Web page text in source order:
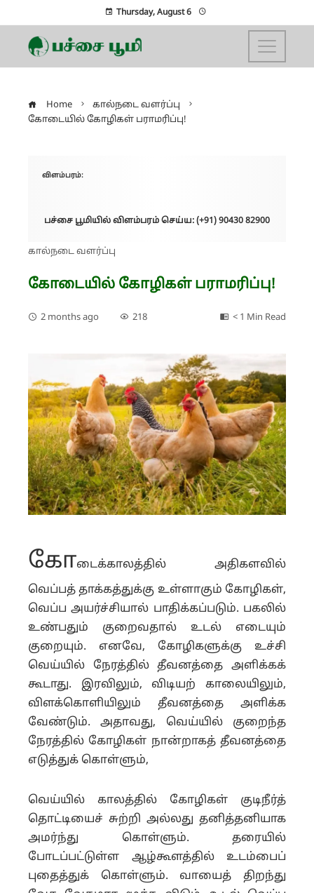
Thursday, August 6
Home
கால்நடை வளர்ப்பு
கோடையில் கோழிகள் பராமரிப்பு!
விளம்பரம்:
பச்சை பூமியில் விளம்பரம் செய்ய: (+91) 90430 82900
கால்நடை வளர்ப்பு
கோடையில் கோழிகள் பராமரிப்பு!
2 months ago 218 < 1 Min Read
கோடைக்காலத்தில் அதிகளவில்
வெப்பத் தாக்கத்துக்கு உள்ளாகும் கோழிகள்,
வெப்ப அயர்ச்சியால் பாதிக்கப்படும். பகலில்
உண்பதும் குறைவதால் உடல் எடையும்
குறையும். எனவே, கோழிகளுக்கு உச்சி
வெய்யில் நேரத்தில் தீவனத்தை அளிக்கக்
கூடாது. இரவிலும், விடியற் காலையிலும்,
விளக்கொளியிலும் தீவனத்தை அளிக்க
வேண்டும். அதாவது, வெய்யில் குறைந்த
நேரத்தில் கோழிகள் நான்றாகத் தீவனத்தை
எடுத்துக் கொள்ளும்,
வெய்யில் காலத்தில் கோழிகள் குடிநீர்த்
தொட்டியைச் சுற்றி அல்லது தனித்தனியாக
அமர்ந்து கொள்ளும். தரையில்
போடப்பட்டுள்ள ஆழ்கூளத்தில் உடம்பைப்
புதைத்துக் கொள்ளும். வாயைத் திறந்து